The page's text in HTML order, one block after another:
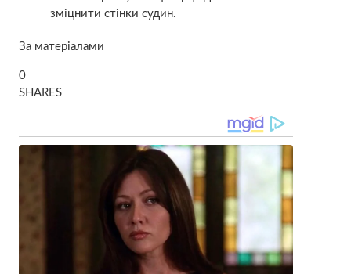
зміцнити стінки судин.
За матеріалами
0
SHARES